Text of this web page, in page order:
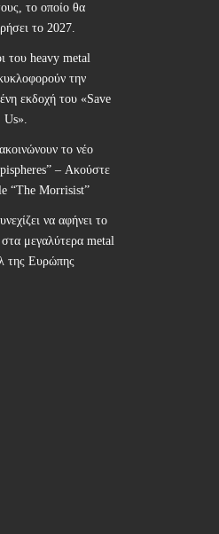
το οποίο θα
το 2027.
του heavy metal
την
εκδοχή του «Save
Us».
το νέο
– Ακούστε
“The Morrisist”
να αφήνει το
μεγαλύτερα metal
της Ευρώπης